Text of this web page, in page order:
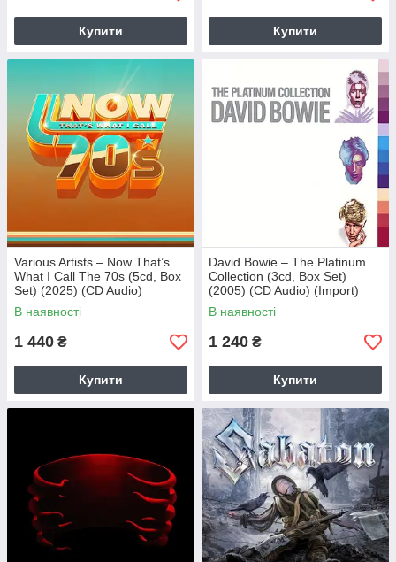
Купити Купити
Various Artists – Now That’s
What I Call The 70s (5cd, Box
Set) (2025) (CD Audio)
(Import)
В наявності
1 440 ₴
Купити
David Bowie – The Platinum
Collection (3cd, Box Set)
(2005) (CD Audio) (Import)
В наявності
1 240 ₴
Купити